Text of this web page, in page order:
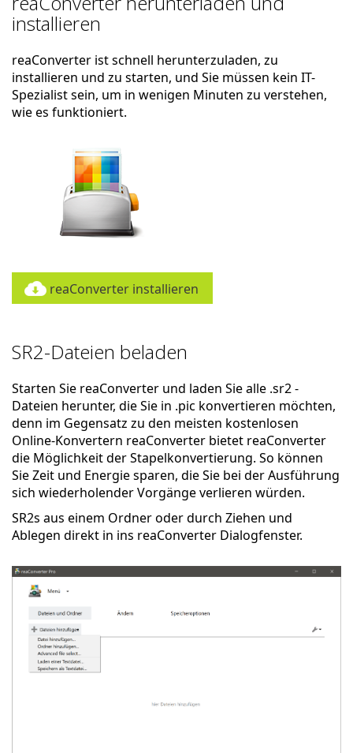
installieren
reaConverter ist schnell herunterzuladen, zu
installieren und zu starten, und Sie müssen kein IT-
Spezialist sein, um in wenigen Minuten zu verstehen,
wie es funktioniert.
reaConverter installieren
SR2-Dateien beladen
Starten Sie reaConverter und laden Sie alle .sr2 -
Dateien herunter, die Sie in .pic konvertieren möchten,
denn im Gegensatz zu den meisten kostenlosen
Online-Konvertern reaConverter bietet reaConverter
die Möglichkeit der Stapelkonvertierung. So können
Sie Zeit und Energie sparen, die Sie bei der Ausführung
sich wiederholender Vorgänge verlieren würden.
SR2s aus einem Ordner oder durch Ziehen und
Ablegen direkt in ins reaConverter Dialogfenster.